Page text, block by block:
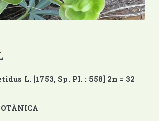
L. [1753, Sp. Pl. : 558] 2n = 32